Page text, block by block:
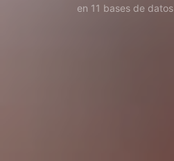
en 11 bases de datos